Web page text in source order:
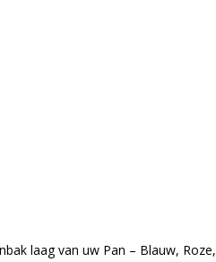
laag van uw Pan – Blauw,